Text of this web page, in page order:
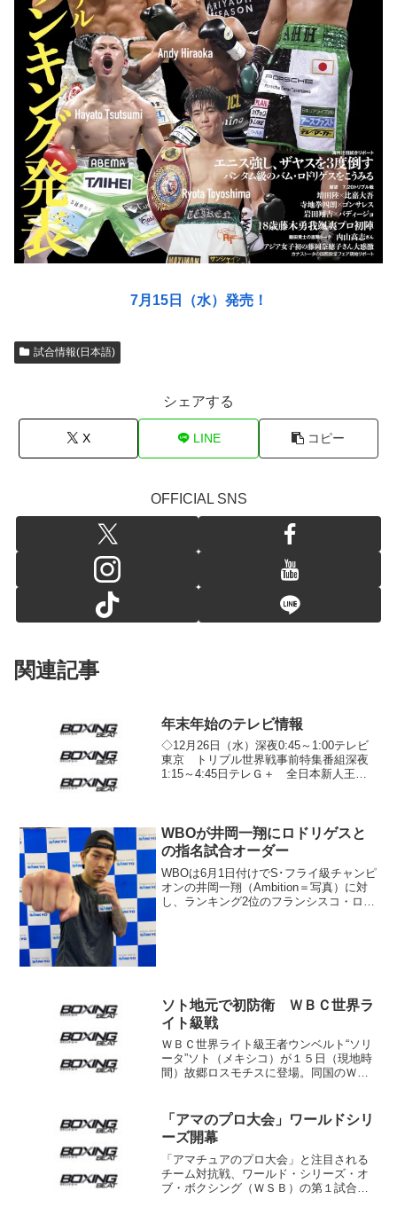
7月15日（水）発売！
試合情報(日本語)
シェアする
X LINE コピー
OFFICIAL SNS
関連記事
年末年始のテレビ情報
◇12月26日（水）深夜0:45～1:00テレビ
東京 トリプル世界戦事前特集番組深夜
1:15～4:45日テレＧ＋ 全日本新人王決
WBOが井岡一翔にロドリゲスと
の指名試合オーダー
WBOは6月1日付けでS･フライ級チャンピ
オンの井岡一翔（Ambition＝写真）に対
し、ランキング2位のフランシスコ・ロド
ソト地元で初防衛 ＷＢＣ世界ラ
イト級戦
ＷＢＣ世界ライト級王者ウンベルト“ソリ
ータ”ソト（メキシコ）が１５日（現地時
間）故郷ロスモチスに登場。同国のＷＢ
ンシーンはなし。リングサイドでＷＢＣ
世界バンタム級新...
「アマのプロ大会」ワールドシリ
ーズ開幕
「アマチュアのプロ大会」と注目される
チーム対抗戦、ワールド・シリーズ・オ
ブ・ボクシング（ＷＳＢ）の第１試合が